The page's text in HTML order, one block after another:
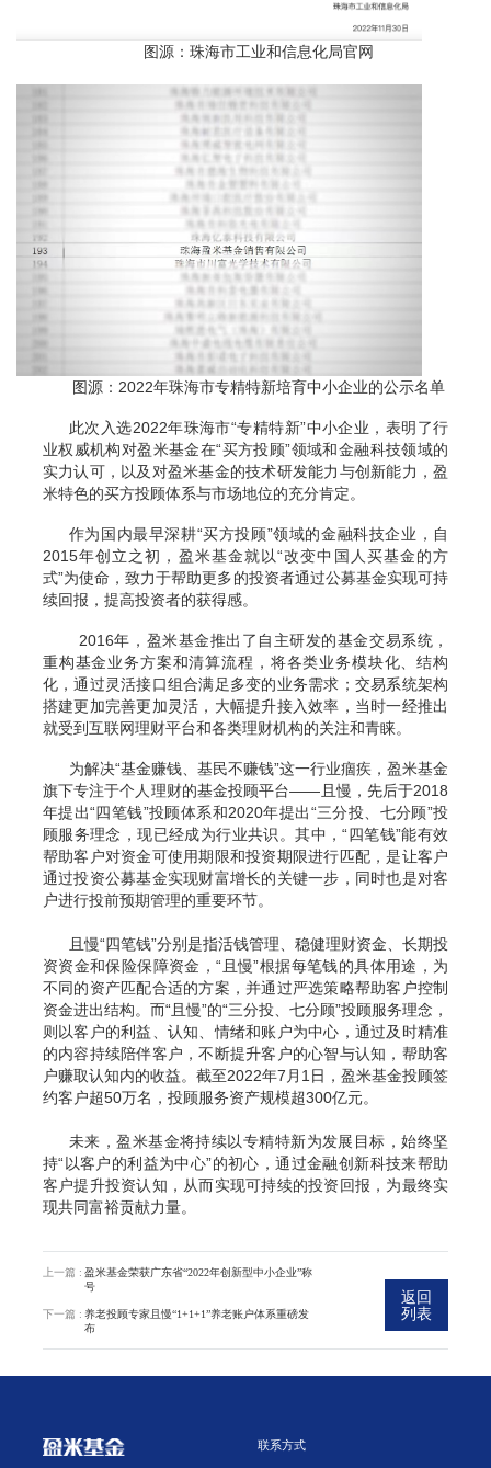
图源：珠海市工业和信息化局官网
图源：2022年珠海市专精特新培育中小企业的公示名单
此次入选2022年珠海市“专精特新”中小企业，表明了行
业权威机构对盈米基金在“买方投顾”领域和金融科技领域的
实力认可，以及对盈米基金的技术研发能力与创新能力，盈
米特色的买方投顾体系与市场地位的充分肯定。
作为国内最早深耕“买方投顾”领域的金融科技企业，自
2015年创立之初，盈米基金就以“改变中国人买基金的方
式”为使命，致力于帮助更多的投资者通过公募基金实现可持
续回报，提高投资者的获得感。
2016年，盈米基金推出了自主研发的基金交易系统，
重构基金业务方案和清算流程，将各类业务模块化、结构
化，通过灵活接口组合满足多变的业务需求；交易系统架构
搭建更加完善更加灵活，大幅提升接入效率，当时一经推出
就受到互联网理财平台和各类理财机构的关注和青睐。
为解决“基金赚钱、基民不赚钱”这一行业痼疾，盈米基金
旗下专注于个人理财的基金投顾平台——且慢，先后于2018
年提出“四笔钱”投顾体系和2020年提出“三分投、七分顾”投
顾服务理念，现已经成为行业共识。其中，“四笔钱”能有效
帮助客户对资金可使用期限和投资期限进行匹配，是让客户
通过投资公募基金实现财富增长的关键一步，同时也是对客
户进行投前预期管理的重要环节。
且慢“四笔钱”分别是指活钱管理、稳健理财资金、长期投
资资金和保险保障资金，“且慢”根据每笔钱的具体用途，为
不同的资产匹配合适的方案，并通过严选策略帮助客户控制
资金进出结构。而“且慢”的“三分投、七分顾”投顾服务理念，
则以客户的利益、认知、情绪和账户为中心，通过及时精准
的内容持续陪伴客户，不断提升客户的心智与认知，帮助客
户赚取认知内的收益。截至2022年7月1日，盈米基金投顾签
约客户超50万名，投顾服务资产规模超300亿元。
未来，盈米基金将持续以专精特新为发展目标，始终坚
持“以客户的利益为中心”的初心，通过金融创新科技来帮助
客户提升投资认知，从而实现可持续的投资回报，为最终实
现共同富裕贡献力量。
上一篇 : 盈米基金荣获广东省“2022年创新型中小企业”称
号
下一篇 : 养老投顾专家且慢“1+1+1”养老账户体系重磅发
布
返回
列表
联系方式